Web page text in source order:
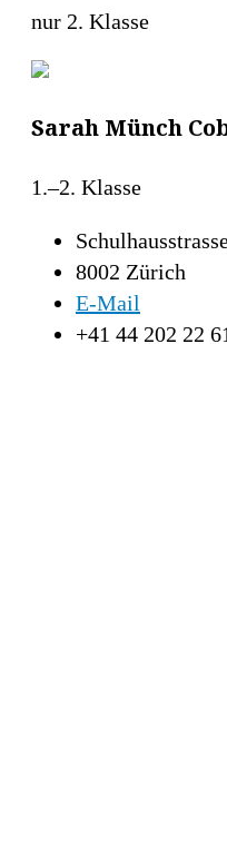
nur 2. Klasse
Sarah Münch
1.–2. Klasse
8002 Zürich
E-Mail
+41 44 202 22